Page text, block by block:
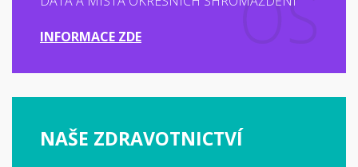
INFORMACE ZDE
NAŠE ZDRAVOTNICTVÍ